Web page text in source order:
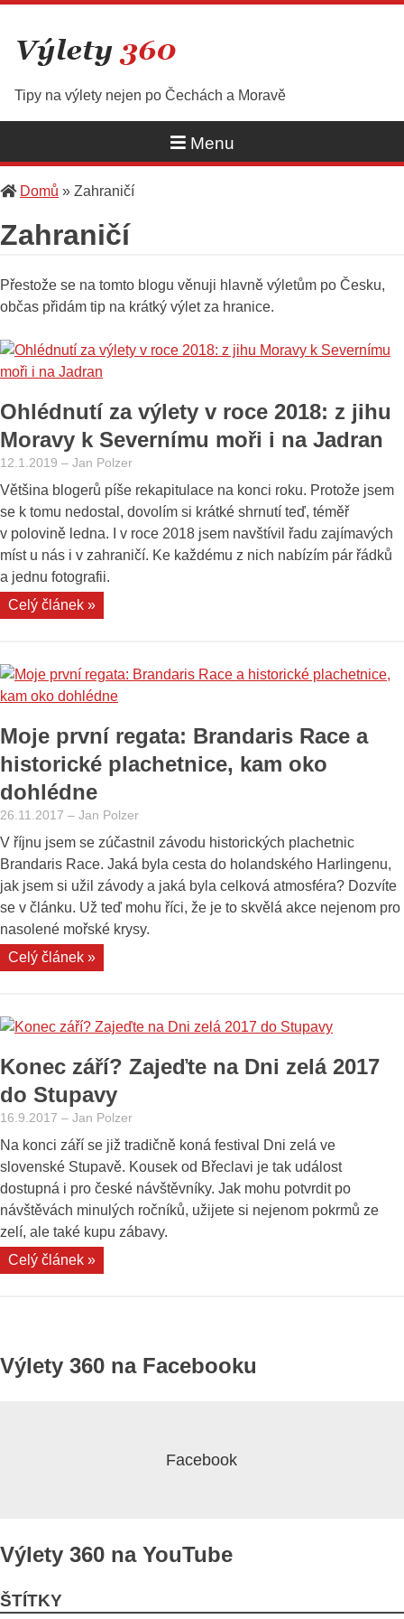
content
Tipy na výlety nejen po Čechách a Moravě
Menu
Domů » Zahraničí
Zahraničí
Přestože se na tomto blogu věnuji hlavně výletům po Česku,
občas přidám tip na krátký výlet za hranice.
Ohlédnutí za výlety v roce 2018: z jihu
Moravy k Severnímu moři i na Jadran
12.1.2019 – Jan Polzer
Většina blogerů píše rekapitulace na konci roku. Protože jsem
se k tomu nedostal, dovolím si krátké shrnutí teď, téměř
v polovině ledna. I v roce 2018 jsem navštívil řadu zajímavých
míst u nás i v zahraničí. Ke každému z nich nabízím pár řádků
a jednu fotografii.
Celý článek »„Ohlédnutí
v
roce
z
jihu
Moravy
k
Severnímu
moři
i
na
Jadran“
Moje první regata: Brandaris Race a
historické plachetnice, kam oko
dohlédne
26.11.2017 – Jan Polzer
V říjnu jsem se zúčastnil závodu historických plachetnic
Brandaris Race. Jaká byla cesta do holandského Harlingenu,
jak jsem si užil závody a jaká byla celková atmosféra? Dozvíte
se v článku. Už teď mohu říci, že je to skvělá akce nejenom pro
nasolené mořské krysy.
Celý článek »„Moje
Brandaris
a
historické
plachetnice,
oko
dohlédne“
Konec září? Zajeďte na Dni zelá 2017
do Stupavy
16.9.2017 – Jan Polzer
Na konci září se již tradičně koná festival Dni zelá ve
slovenské Stupavě. Kousek od Břeclavi je tak událost
dostupná i pro české návštěvníky. Jak mohu potvrdit po
návštěvách minulých ročníků, užijete si nejenom pokrmů ze
zelí, ale také kupu zábavy.
Celý článek »„Konec
zelá
Výlety 360 na Facebooku
Výlety 360 na YouTube
ŠTÍTKY